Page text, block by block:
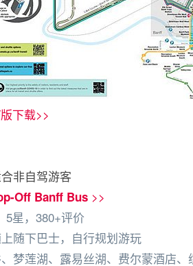
下载>>
非自驾游客
Off Banff Bus >>
5星，380+评价
随下巴士，自行规划游玩
梦莲湖、露易丝湖、费尔蒙酒店、